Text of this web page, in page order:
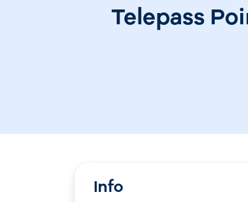
Telepass
Info